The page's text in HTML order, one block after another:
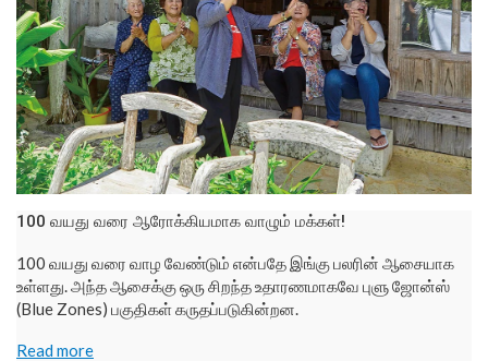
100 வயது வரை ஆரோக்கியமாக வாழும் மக்கள்!
100 வயது வரை வாழ வேண்டும் என்பதே இங்கு பலரின் ஆசையாக
உள்ளது. அந்த ஆசைக்கு ஒரு சிறந்த உதாரணமாகவே புளு ஜோன்ஸ்
(Blue Zones) பகுதிகள் கருதப்படுகின்றன.
Read more